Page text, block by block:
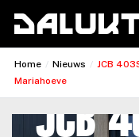
Home / Nieuws / JCB
Mariahoeve
JCB